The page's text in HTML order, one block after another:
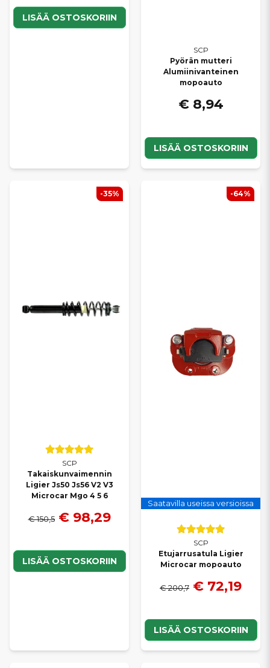
LISÄÄ OSTOSKORIIN
SCP
Pyörän mutteri
Alumiinivanteinen
mopoauto
€ 8,94
LISÄÄ OSTOSKORIIN
SCP
Takaiskunvaimennin
Ligier Js50 Js56 V2 V3
Microcar Mgo 4 5 6
€ 150,5 € 98,29
LISÄÄ OSTOSKORIIN
-35%
Saatavilla useissa versioissa
SCP
Etujarrusatula Ligier
Microcar mopoauto
€ 200,7 € 72,19
LISÄÄ OSTOSKORIIN
-64%